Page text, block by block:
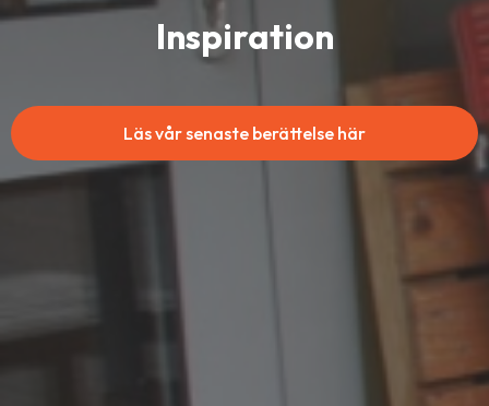
Inspiration
Läs vår senaste berättelse här